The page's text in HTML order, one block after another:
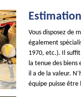
Vous disposez de
également
1970, etc.). Il
la tenue des biens
il a de la valeur.
équipe puisse être